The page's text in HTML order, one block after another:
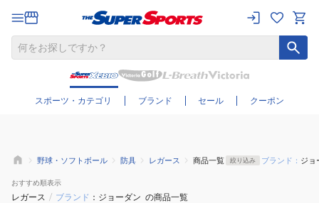
スポーツ・カテゴリ ブランド セール クーポン
さらに絞り込む
野球・ソフトボール 防具 レガース 商品一覧 絞り込み ブランド： ジョ
おすすめ順表示
レガース / ブランド ジョーダン の商品一覧